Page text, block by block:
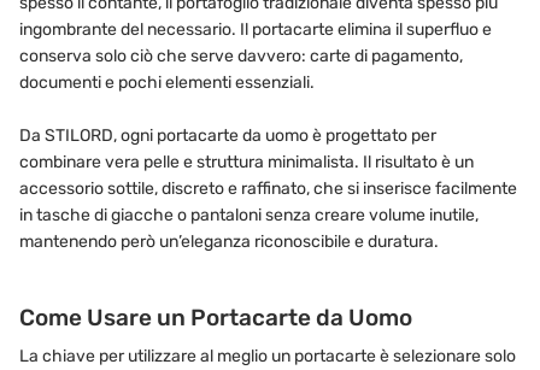
ingombrante del necessario. Il portacarte elimina il superfluo e
conserva solo ciò che serve davvero: carte di pagamento,
documenti e pochi elementi essenziali.
Da STILORD, ogni portacarte da uomo è progettato per
combinare vera pelle e struttura minimalista. Il risultato è un
accessorio sottile, discreto e raffinato, che si inserisce facilmente
in tasche di giacche o pantaloni senza creare volume inutile,
mantenendo però un’eleganza riconoscibile e duratura.
Come Usare un Portacarte da Uomo
La chiave per utilizzare al meglio un portacarte è selezionare solo